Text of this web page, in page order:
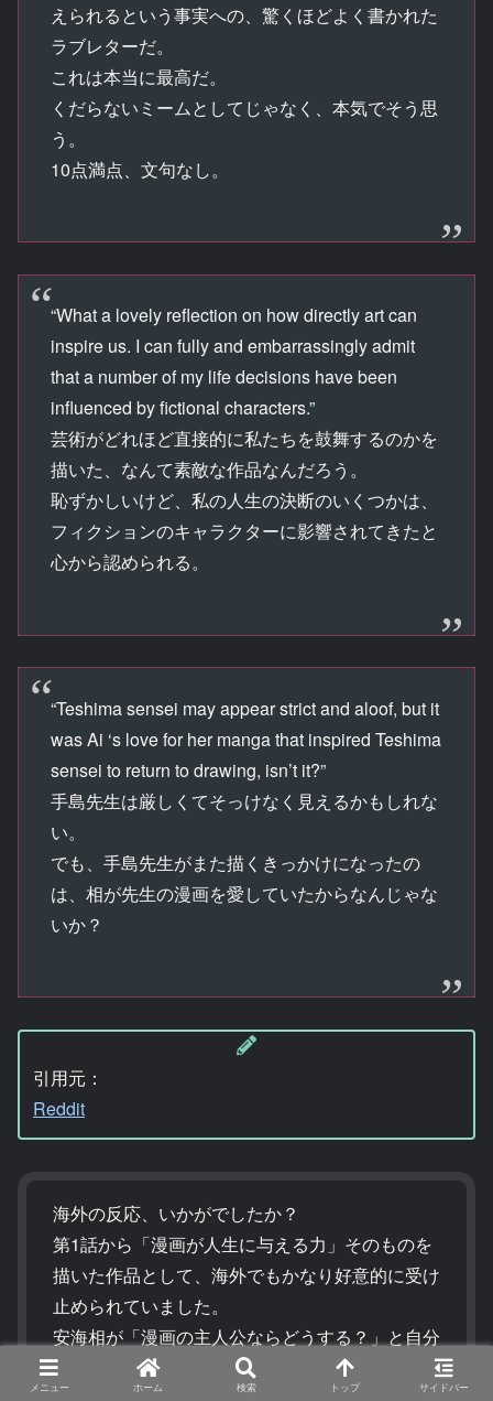
えられるという事実への、驚くほどよく書かれた
ラブレターだ。
これは本当に最高だ。
くだらないミームとしてじゃなく、本気でそう思
う。
10点満点、文句なし。
“What a lovely reflection on how directly art can
inspire us. I can fully and embarrassingly admit
that a number of my life decisions have been
influenced by fictional characters.”
芸術がどれほど直接的に私たちを鼓舞するのかを
描いた、なんて素敵な作品なんだろう。
恥ずかしいけど、私の人生の決断のいくつかは、
フィクションのキャラクターに影響されてきたと
心から認められる。
“Teshima sensei may appear strict and aloof, but it
was Ai ‘s love for her manga that inspired Teshima
sensei to return to drawing, isn’t it?”
手島先生は厳しくてそっけなく見えるかもしれな
い。
でも、手島先生がまた描くきっかけになったの
は、相が先生の漫画を愛していたからなんじゃな
いか？
引用元：
Reddit
海外の反応、いかがでしたか？
第1話から「漫画が人生に与える力」そのものを
描いた作品として、海外でもかなり好意的に受け
止められていました。
安海相が「漫画の主人公ならどうする？」と自分
に問いかけながら行動する姿には、単なる漫画好
メニュー ホーム 検索 トップ サイドバー